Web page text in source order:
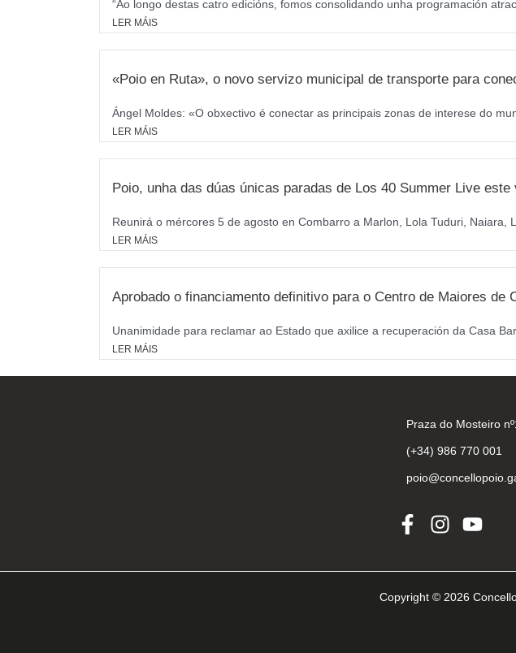
“Ao longo destas catro edicións, fomos consolidando unha programación
LER MÁIS
«Poio en Ruta», o novo servizo municipal de transporte para
Ángel Moldes: «O obxectivo é conectar as principais zonas de interese do
LER MÁIS
Poio, unha das dúas únicas paradas de Los 40 Summer Live
Reunirá o mércores 5 de agosto en Combarro a Marlon, Lola Tuduri, Naiara,
LER MÁIS
Aprobado o financiamento definitivo para o Centro de Maiores de
Unanimidade para reclamar ao Estado que axilice a recuperación da Casa
LER MÁIS
Praza do Mosteiro
(+34) 986 770 001
Copyright © 2026